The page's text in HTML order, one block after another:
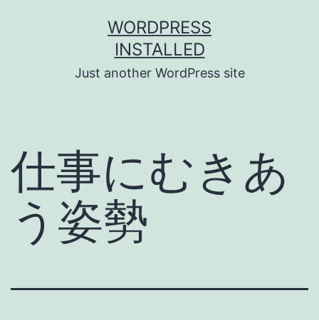
WORDPRESS
INSTALLED
Just another WordPress site
仕事にむきあ
う姿勢